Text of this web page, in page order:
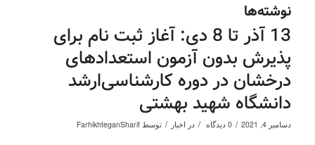
نوشته‌ها
13 آذر تا 8 دی: آغاز ثبت نام برای
پذیرش بدون آزمون استعدادهای
درخشان در دوره کارشناسی‌ارشد
دانشگاه شهید بهشتی
دسامبر 4, 2021 / 0 دیدگاه / در اخبار / توسط FarhikhteganSharif